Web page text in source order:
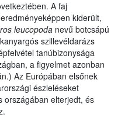
A faj
kiderült,
leucopoda nevű botcsápú
szillevéldarázs
tanúbizonysága
a figyelmet azonban
Az Európában elsőnek
észleléseket
országában elterjedt, és